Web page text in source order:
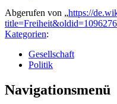
Abgerufen von „https://
title=Freiheit&oldid=1096276
Kategorien:
Gesellschaft
Politik
Navigationsmenü